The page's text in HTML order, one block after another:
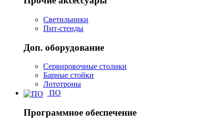
Светильники
Пит-стенды
Доп. оборудование
Сервировочные столики
Барные стойки
Лототроны
ПО
Программное обеспечение